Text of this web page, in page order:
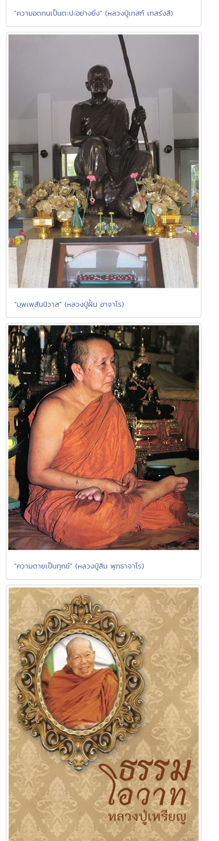
"ความอดทนเป็นตะปะอย่างยิ่ง" (หลวงปู่เทสก์ เทสรังสี)
"บุพเพสันนิวาส" (หลวงปู่ฝั้น อาจาโร)
"ความตายเป็นทุกข์" (หลวงปู่สิม พุทธาจาโร)